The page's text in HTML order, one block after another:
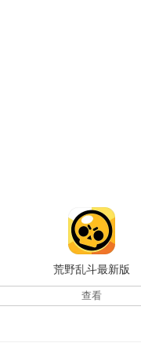
荒野乱斗最新版
查看